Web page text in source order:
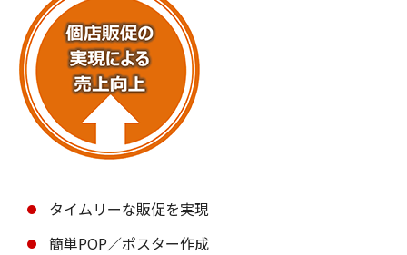
タイムリーな販促を実現
簡単POP／ポスター作成